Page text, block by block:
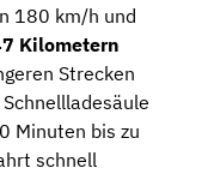
180 km/h und
Kilometern
Strecken
Minuten bis zu
schnell